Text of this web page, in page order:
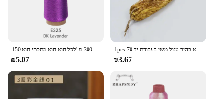
₪5.07
1pcs 70 מטרים חוט זהב רקמת חוט בהיר עגול משי בעבודת יד DIY תפירת סריגה רקמת חומר
₪3.67